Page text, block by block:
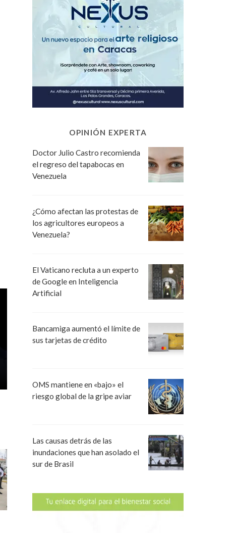
OPINIÓN EXPERTA
Doctor Julio Castro recomienda
el regreso del tapabocas en
Venezuela
¿Cómo afectan las protestas de
los agricultores europeos a
Venezuela?
El Vaticano recluta a un experto
de Google en Inteligencia
Artificial
Bancamiga aumentó el límite de
sus tarjetas de crédito
OMS mantiene en «bajo» el
riesgo global de la gripe aviar
Las causas detrás de las
inundaciones que han asolado el
sur de Brasil